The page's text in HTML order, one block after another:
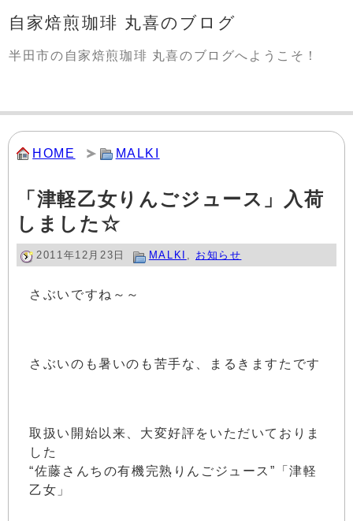
自家焙煎珈琲 丸喜のブログ
半田市の自家焙煎珈琲 丸喜のブログへようこそ！
HOME MALKI
「津軽乙女りんごジュース」入荷
しました☆
2011年12月23日 MALKI , お知らせ
さぶいですね～～
さぶいのも暑いのも苦手な、まるきますたです
取扱い開始以来、大変好評をいただいておりま
した
“佐藤さんちの有機完熟りんごジュース”「津軽
乙女」